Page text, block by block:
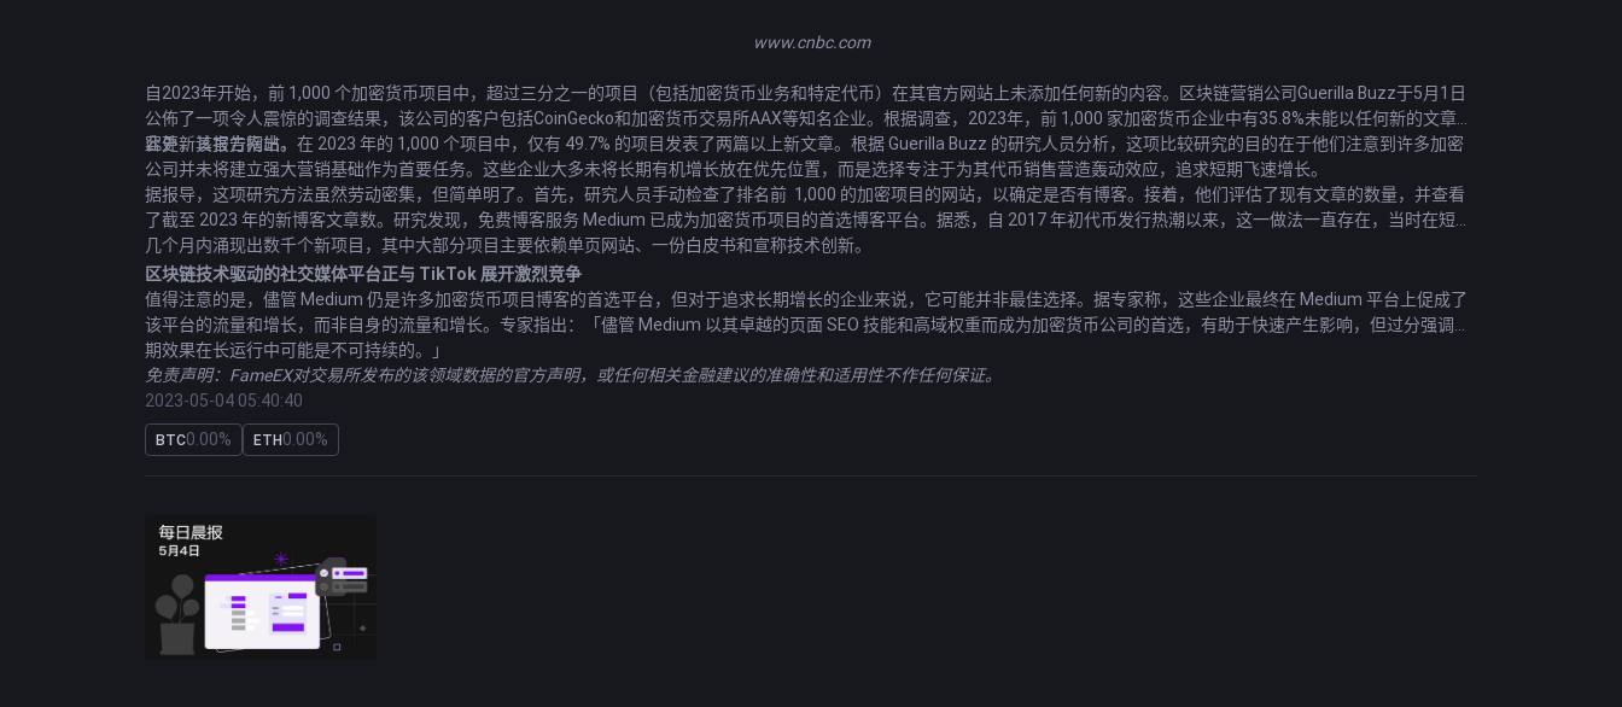
www.cnbc.com
自2023年开始，前 1,000 个加密货币项目中，超过三分之一的项目（包括加密货币业务和特定代币）在其官方网站上未添加任何新的内容。区块链营销公司Guerilla Buzz于5月1日
公佈了一项令人震惊的调查结果，该公司的客户包括CoinGecko和加密货币交易所AAX等知名企业。根据调查，2023年，前 1,000 家加密货币企业中有35.8%未能以任何新的文章内
容更新其官方网站。
此外，该报告指出，在 2023 年的 1,000 个项目中，仅有 49.7% 的项目发表了两篇以上新文章。根据 Guerilla Buzz 的研究人员分析，这项比较研究的目的在于他们注意到许多加密
公司并未将建立强大营销基础作为首要任务。这些企业大多未将长期有机增长放在优先位置，而是选择专注于为其代币销售营造轰动效应，追求短期飞速增长。
据报导，这项研究方法虽然劳动密集，但简单明了。首先，研究人员手动检查了排名前 1,000 的加密项目的网站，以确定是否有博客。接着，他们评估了现有文章的数量，并查看
了截至 2023 年的新博客文章数。研究发现，免费博客服务 Medium 已成为加密货币项目的首选博客平台。据悉，自 2017 年初代币发行热潮以来，这一做法一直存在，当时在短短
几个月内涌现出数千个新项目，其中大部分项目主要依赖单页网站、一份白皮书和宣称技术创新。
区块链技术驱动的社交媒体平台正与 TikTok 展开激烈竞争
值得注意的是，儘管 Medium 仍是许多加密货币项目博客的首选平台，但对于追求长期增长的企业来说，它可能并非最佳选择。据专家称，这些企业最终在 Medium 平台上促成了
该平台的流量和增长，而非自身的流量和增长。专家指出：「儘管 Medium 以其卓越的页面 SEO 技能和高域权重而成为加密货币公司的首选，有助于快速产生影响，但过分强调短
期效果在长运行中可能是不可持续的。」
免责声明：FameEX对交易所发布的该领域数据的官方声明，或任何相关金融建议的准确性和适用性不作任何保证。
2023-05-04 05:40:40
BTC0.00% ETH0.00%